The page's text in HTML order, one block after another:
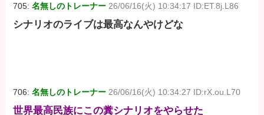
705:名無しのトレーナー 26/06/16(火) 10:34:17 ID:ET.8j.L86
シナリオのライブは最高なんやけどな
706:名無しのトレーナー 26/06/16(火) 10:34:27 ID:rX.ou.L70
世界最高民族にこの糞シナリオをやらせた